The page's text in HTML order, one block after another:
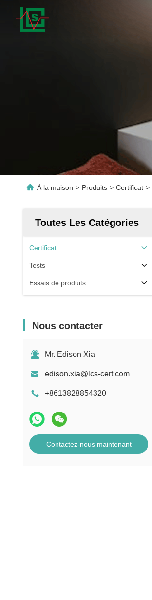
À la maison > Produits > Certificat >
Toutes Les Catégories
Certificat
Tests
Essais de produits
Nous contacter
Mr. Edison Xia
edison.xia@lcs-cert.com
+8613828854320
Contactez-nous maintenant